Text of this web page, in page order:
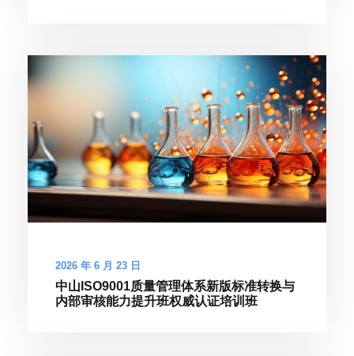
2026 年 6 月 23 日
中山ISO9001质量管理体系新版标准转换与
内部审核能力提升班权威认证培训班